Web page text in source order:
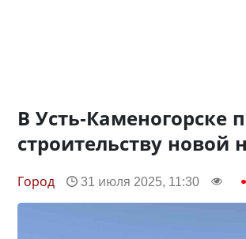
В Усть-Каменогорске
строительству новой
Город 31 июля 2025, 11:30